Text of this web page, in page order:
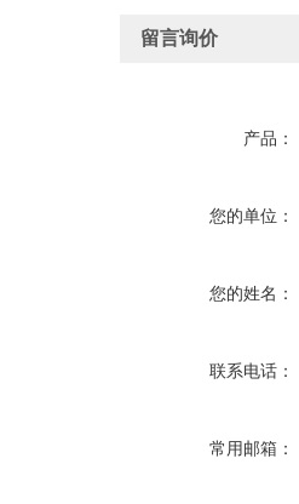
留言询价
产品：
您的单位：
您的姓名：
联系电话：
常用邮箱：